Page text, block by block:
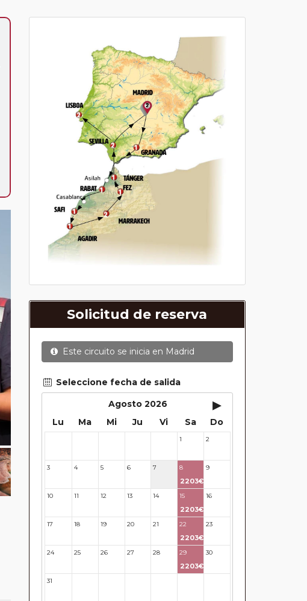
Solicitud de reserva
Este circuito se inicia en Madrid
Seleccione fecha de salida
Agosto 2026
▸
Lu Ma Mi Ju Vi Sa Do
1 2
3 4 5 6 7 8
2203€
9
10 11 12 13 14 15
2203€
16
17 18 19 20 21 22
2203€
23
24 25 26 27 28 29
2203€
30
31